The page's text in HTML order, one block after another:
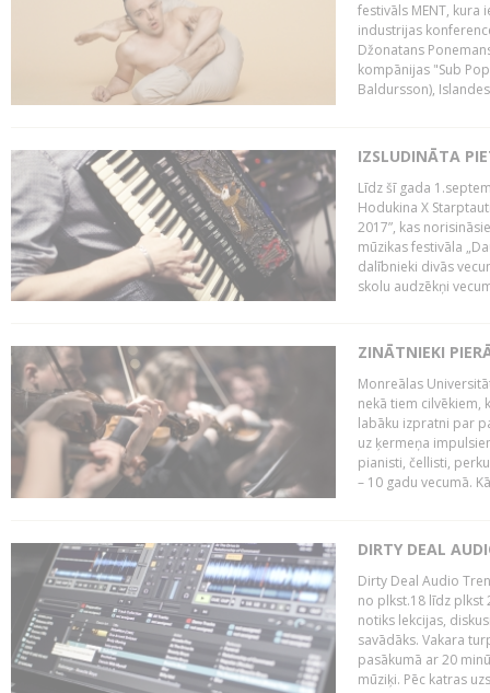
festivāls MENT, kura
industrijas
Džonatans
kompānijas "Sub
Baldursson),
IZSLUDINĀTA
Līdz šī gada
Hodukina X
2017”, kas
mūzikas festivāla
dalībnieki divās
skolu audzēkņi
ZINĀTNIEKI
Monreālas
nekā tiem cilvēkiem,
labāku izpratni par
uz ķermeņa
pianisti, čellisti,
– 10 gadu vecumā.
DIRTY DEAL
Dirty Deal Audio
no plkst.18 līdz plkst
notiks lekcijas,
savādāks. Vakara
pasākumā ar 20
mūziķi. Pēc katras